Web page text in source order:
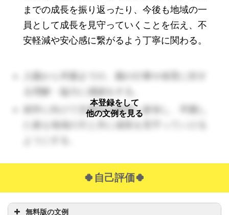
までの成長を振り返ったり、今後も地域の一
員として成長を見守っていくことを伝え、不
安軽減や安心感に繋がるよう丁寧に関わる。
る理解・協力に感謝をする。
就学に向けて交通安全教室に参加し、卒園し
本登録をして
他の文例を見る
🍀自己評価🍀
無料版の文例